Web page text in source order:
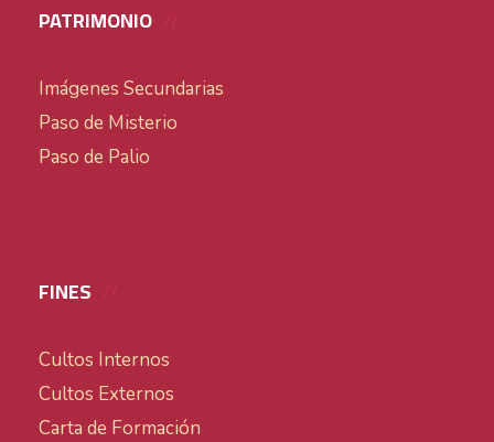
PATRIMONIO
Imágenes Secundarias
Paso de Misterio
Paso de Palio
FINES
Cultos Internos
Cultos Externos
Carta de Formación